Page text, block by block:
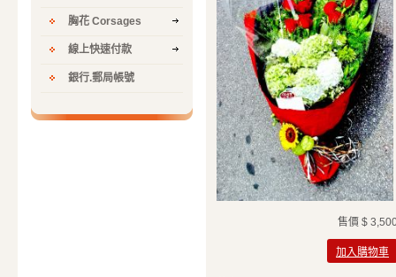
胸花 Corsages
線上快速付款
銀行.郵局帳號
售價 $
加入購物車